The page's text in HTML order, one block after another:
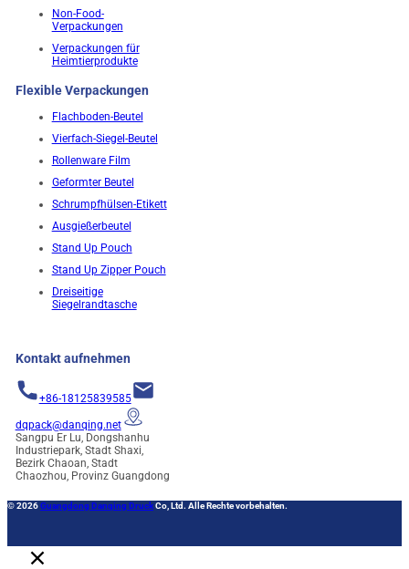
Non-Food-
Verpackungen
Verpackungen für
Heimtierprodukte
Flexible Verpackungen
Flachboden-Beutel
Vierfach-Siegel-Beutel
Rollenware Film
Geformter Beutel
Schrumpfhülsen-Etikett
Ausgießerbeutel
Stand Up Pouch
Stand Up Zipper Pouch
Dreiseitige
Siegelrandtasche
Kontakt aufnehmen
+86-18125839585
dqpack@danqing.net
Sangpu Er Lu, Dongshanhu
Industriepark, Stadt Shaxi,
Bezirk Chaoan, Stadt
Chaozhou, Provinz Guangdong
© 2026Guangdong Danqing DruckCo, Ltd. Alle Rechte vorbehalten.